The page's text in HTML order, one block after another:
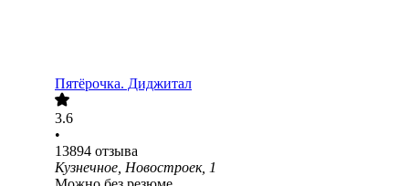
Пятёрочка. Диджитал
3.6
•
13894 отзыва
Кузнечное, Новостроек, 1